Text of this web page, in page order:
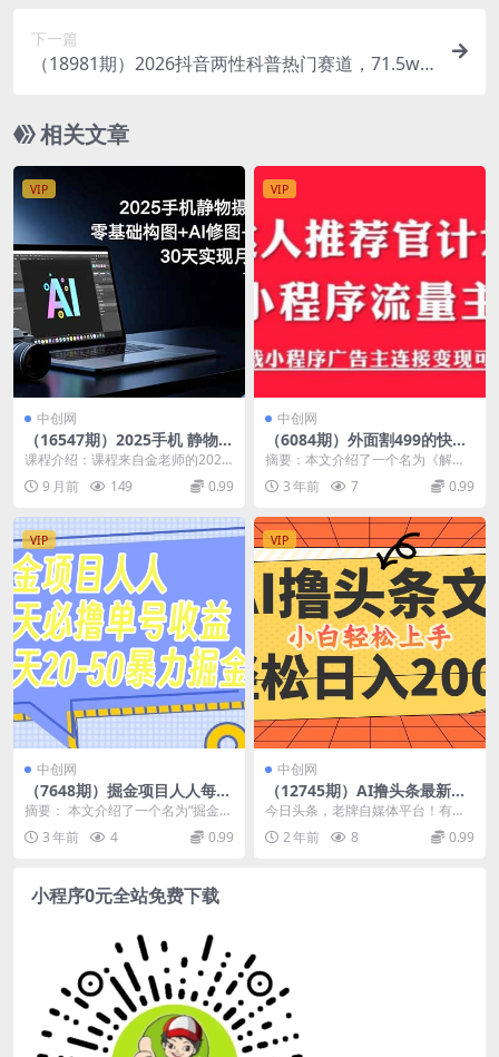
下一篇
（18981期）2026抖音两性科普热门赛道，71.5w
益
相关文章
VIP
中创网
（16547期）2025手机 静物摄
影变现课：零基础构图+AI修
图+爆款创作，30天实现月入
8…
课程介绍：课程来自金老师的2025
爆款手机静物摄影实战课。还在为
“漂亮饭”拍不出...
9 月前 149 0.99
VIP
中创网
（6084期）外面割499的快手
小程序项目《解密触漫》快手
小程序流量主变现可月入过万
摘要：本文介绍了一个名为《解密
触漫》的快手小程序项目，该项目
通过短视频挂载小程序...
3 年前 7 0.99
VIP
中创网
（7648期）掘金项目人人每天
必撸几十单号收益一天20-50
暴力掘金(掘金项目每天看广告
赚取金币，轻松提现！)
摘要： 本文介绍了一个名为“掘金项
目”的在线活动，该项目类似于去年
的手机看穿山甲...
3 年前 4 0.99
VIP
中创网
（12745期）AI撸头条最新玩
法，轻松日入2000+，当天起
号，第二天见收益，小白轻
松…
今日头条，老牌自媒体平台！有着
数亿日活用户的庞大基础，其流量
之巨，为内容创作者提...
2 年前 8 0.99
小程序0元全站免费下载